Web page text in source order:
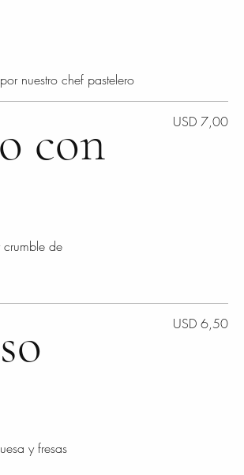
nuestro chef pastelero
con
de
USD 7,00
y fresas
USD 6,50